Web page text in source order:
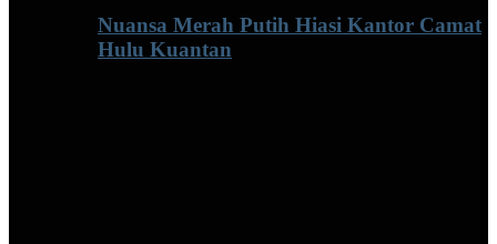
Nuansa Merah Putih Hiasi Kantor Camat
Hulu Kuantan